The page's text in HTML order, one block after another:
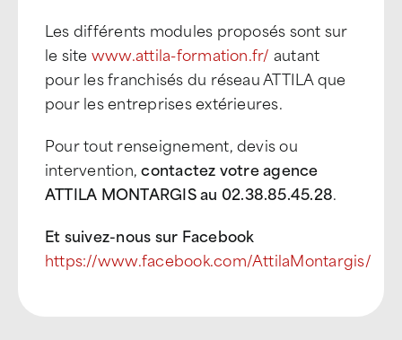
Les différents modules proposés sont sur
le site www.attila-formation.fr/ autant
pour les franchisés du réseau ATTILA que
pour les entreprises extérieures.
Pour tout renseignement, devis ou
intervention,contactez votre agence
ATTILA MONTARGIS au 02.38.85.45.28.
Et suivez-nous sur Facebook
https://www.facebook.com/AttilaMontargis/